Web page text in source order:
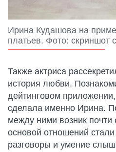
Ирина Кудашова на
платьев. Фото: скриншот
Также актриса
история любви.
дейтинговом
сделала именно Ирина.
между ними возник почти
основой отношений
разговоры и умение